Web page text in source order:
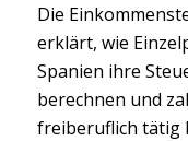
Die
erklärt, wie
Spanien ihre
berechnen und
freiberuflich tätig